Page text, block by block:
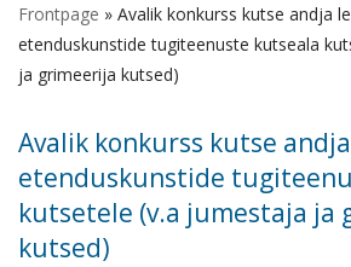
Frontpage » Avalik konkurss kutse andja
etenduskunstide tugiteenuste kutseala
ja grimeerija kutsed)
Avalik konkurss kutse
etenduskunstide
kutsetele (v.a jumestaja ja
kutsed)